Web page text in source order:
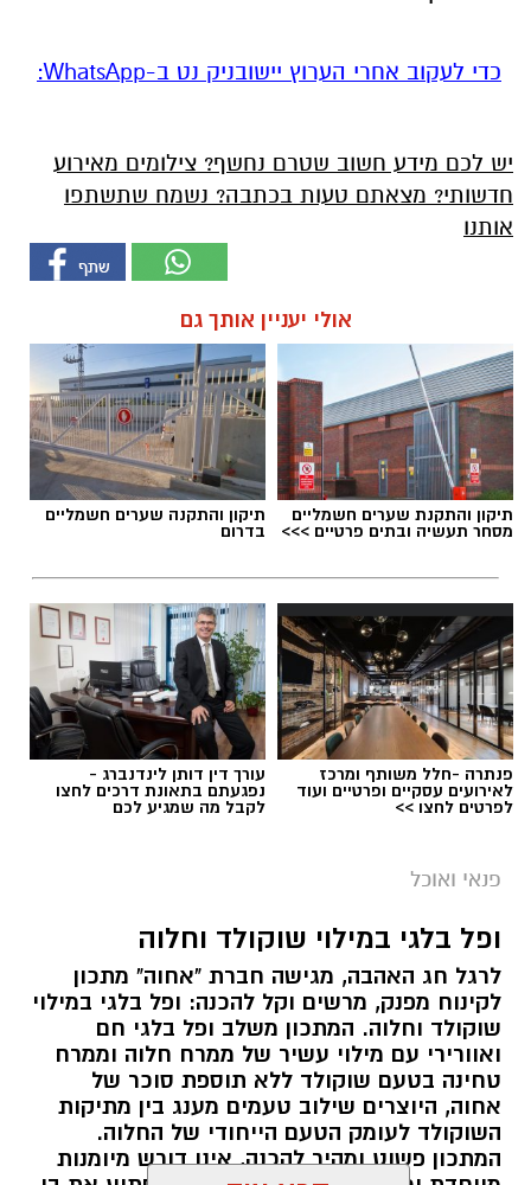
‏כדי לעקוב אחרי הערוץ יישובניק נט ב-WhatsApp:‏‏‏
יש לכם מידע חשוב שטרם נחשף? צילומים מאירוע
חדשותי? מצאתם טעות בכתבה? נשמח שתשתפו
אותנו
אולי יעניין אותך גם
תיקון והתקנת שערים חשמליים
מסחר תעשיה ובתים פרטיים >>>
תיקון והתקנה שערים חשמליים
בדרום
פנתרה -חלל משותף ומרכז
לאירועים עסקיים ופרטיים ועוד
לפרטים לחצו >>
עורך דין דותן לינדנברג -
נפגעתם בתאונת דרכים לחצו
לקבל מה שמגיע לכם
פנאי ואוכל
ופל בלגי במילוי שוקולד וחלוה
לרגל חג האהבה, מגישה חברת "אחוה" מתכון
לקינוח מפנק, מרשים וקל להכנה: ופל בלגי במילוי
שוקולד וחלוה. המתכון משלב ופל בלגי חם
ואוורירי עם מילוי עשיר של ממרח חלוה וממרח
טחינה בטעם שוקולד ללא תוספת סוכר של
אחוה, היוצרים שילוב טעמים מענג בין מתיקות
השוקולד לעומק הטעם הייחודי של החלוה.
המתכון פשוט ומהיר להכנה, אינו דורש מיומנות